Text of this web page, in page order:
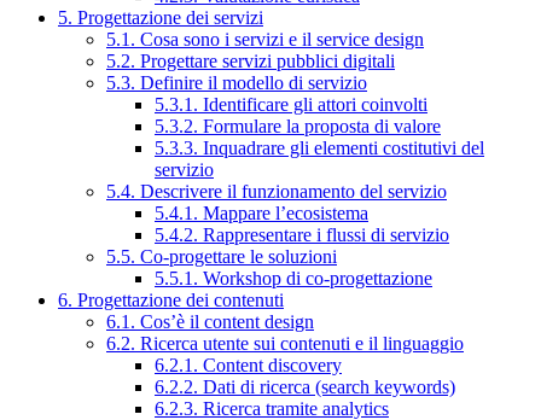
5. Progettazione dei servizi
5.1. Cosa sono i servizi e il service design
5.2. Progettare servizi pubblici digitali
5.3. Definire il modello di servizio
5.3.1. Identificare gli attori coinvolti
5.3.2. Formulare la proposta di valore
5.3.3. Inquadrare gli elementi costitutivi del
servizio
5.4. Descrivere il funzionamento del servizio
5.4.1. Mappare l’ecosistema
5.4.2. Rappresentare i flussi di servizio
5.5. Co-progettare le soluzioni
5.5.1. Workshop di co-progettazione
6. Progettazione dei contenuti
6.1. Cos’è il content design
6.2. Ricerca utente sui contenuti e il linguaggio
6.2.1. Content discovery
6.2.2. Dati di ricerca (search keywords)
6.2.3. Ricerca tramite analytics